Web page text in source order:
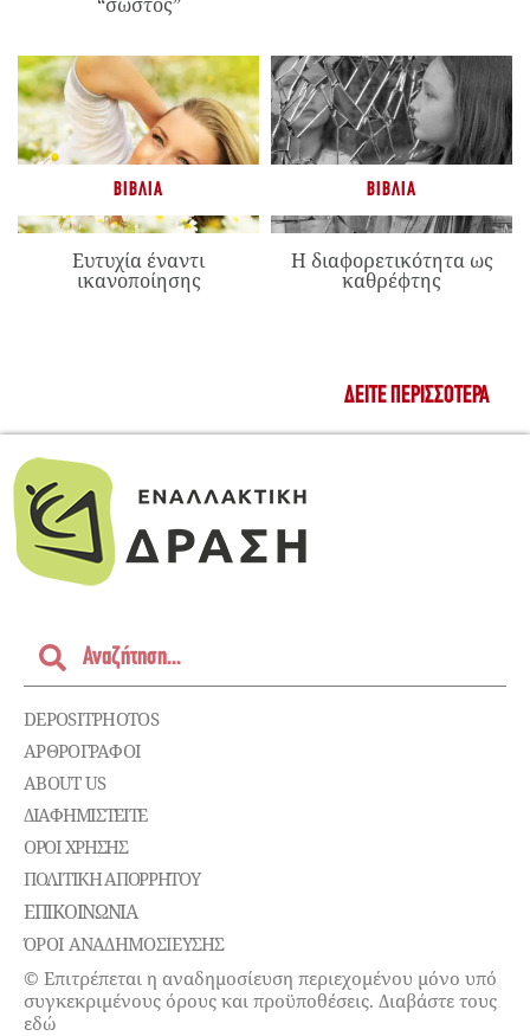
ΒΙΒΛΊΑ
Ευτυχία έναντι
ικανοποίησης
ΒΙΒΛΊΑ
Η διαφορετικότητα ως
καθρέφτης
ΔΕΊΤΕ ΠΕΡΙΣΣΌΤΕΡΑ
DEPOSITPHOTOS
ΑΡΘΡΟΓΡΑΦΟΙ
ABOUT US
ΔΙΑΦΗΜΙΣΤΕΊΤΕ
ΌΡΟΙ ΧΡΉΣΗΣ
ΠΟΛΙΤΙΚΉ ΑΠΟΡΡΉΤΟΥ
ΕΠΙΚΟΙΝΩΝΊΑ
ΌΡΟΙ ΑΝΑΔΗΜΟΣΙΕΥΣΗΣ
© Επιτρέπεται η αναδημοσίευση περιεχομένου μόνο υπό
συγκεκριμένους όρους και προϋποθέσεις. Διαβάστε τους
εδώ